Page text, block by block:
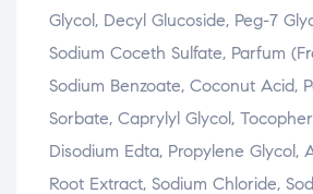
Glycol, Decyl Glucoside, Peg-7
Sodium Coceth Sulfate, Parfum
Sodium Benzoate, Coconut Acid,
Sorbate, Caprylyl Glycol,
Disodium Edta, Propylene Glycol,
Root Extract, Sodium Chloride,